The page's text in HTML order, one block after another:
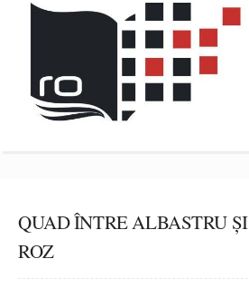
QUAD ÎNTRE ALBASTRU ȘI
ROZ